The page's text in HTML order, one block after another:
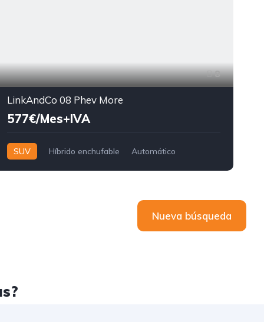
8
LinkAndCo 08 Phev More
577€/Mes+IVA
SUV Híbrido enchufable Automático
Nueva búsqueda